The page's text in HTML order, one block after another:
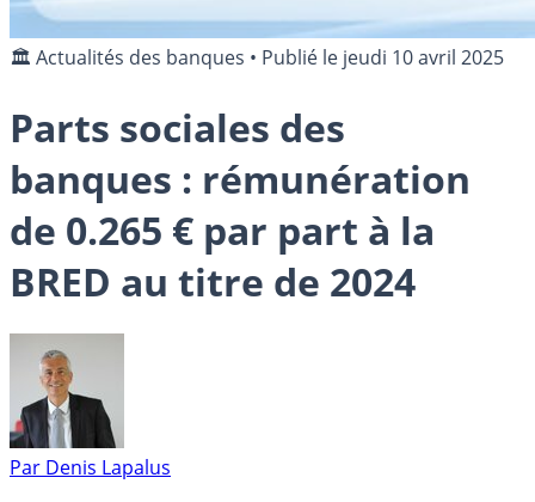
🏛️ Actualités des banques • Publié le jeudi 10 avril 2025
Parts sociales des
banques : rémunération
de 0.265 € par part à la
BRED au titre de 2024
Par Denis Lapalus